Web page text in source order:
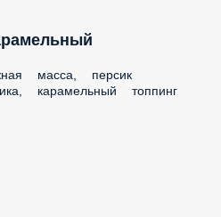
персик
карамельный топпинг